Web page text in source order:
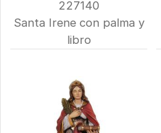
227140
Santa Irene con palma y
libro